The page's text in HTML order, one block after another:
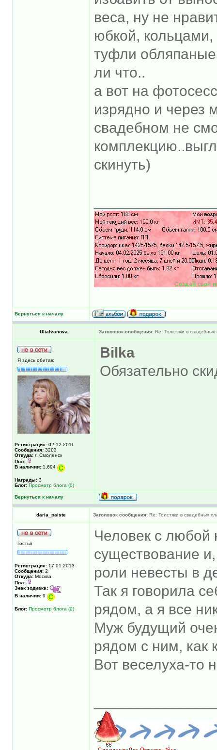
веса, ну не
юбкой,
туфли обляпаные
ли что..
а вот на
изрядно и через
свадебном не
скинуть)
Вернуться к началу
UliaIvanova Заголовок сообщения: Re: Толстяки в
Я здесь обитаю
Регистрация: 02.12.2011
Сообщения: 3203
Откуда: г. Смоленск
Пол:
В наличии: 1,694
Награды: 3
Блог: Просмотр блога (0)
Bilka
Обязательно
Вернуться к началу
daria_paiste Заголовок сообщения: Re: Толстяки в свадебных
Гостья
Регистрация: 17.01.2013
Сообщения: 2
Откуда: Москва
Пол:
Знак зодиака:
В наличии: 9
Блог: Просмотр блога (0)
Человек с любой
существование
роли невесты в
Так я говорила
рядом, а я все
Муж будущий
рядом с ним, как
Вот веселуха-то